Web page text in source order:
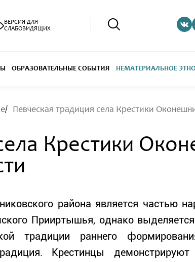
ВЕРСИЯ ДЛЯ
СЛАБОВИДЯЩИХ
ОБРАЗОВАТЕЛЬНЫЕ СОБЫТИЯ НЕМАТЕРИАЛЬНОЕ
Певческая традиция села Крестики
Крестики
района является частью
Прииртышья, однако
традиции раннего
Крестинцы